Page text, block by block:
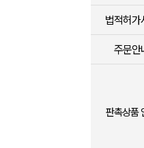
법적허가
주문안
판촉상품